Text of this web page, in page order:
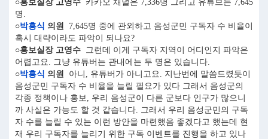
○홍보실장 고영수 카카오 채널은 7,336명 그리고 유튜브는 7,645
명.
○박흥식 의원
7,645명 중에 관외하고 음성군민 구독자 수 비율이
혹시 대략이라도 파악이 되나요?
○홍보실장 고영수 그런데 이게 구독자 지역이 어디인지 파악은
어렵고요. 그냥 유튜버는 관내에는 두 명은 있습니다.
○박흥식 의원
아니, 유튜버가 아니고요. 지난번에 말씀드렸듯이
음성군민 구독자 수 비율을 늘릴 필요가 있다 그래서 음성군의
각종 정책이나 홍보, 우리 음성군이 다른 군보다 인구가 많으니
까 사실은 가능도 할 것 같습니다. 그래서 우리 음성군민의 구독
자 수를 늘릴 수 있는 이런 방안을 마련했음 좋겠다고 했는데 현
재 우리 구독자를 늘리기 위한 구독 이벤트를 진행을 하고 있나